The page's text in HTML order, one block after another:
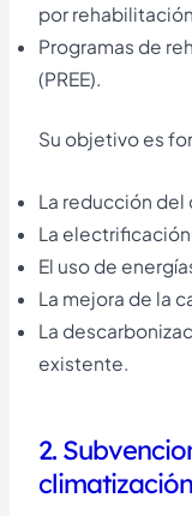
por
Programas de
(PREE).
Su objetivo es
La reducción
La
El uso de
La mejora de la
La
existente.
2.